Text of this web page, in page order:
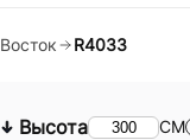
Восток R4033
Высота СМ